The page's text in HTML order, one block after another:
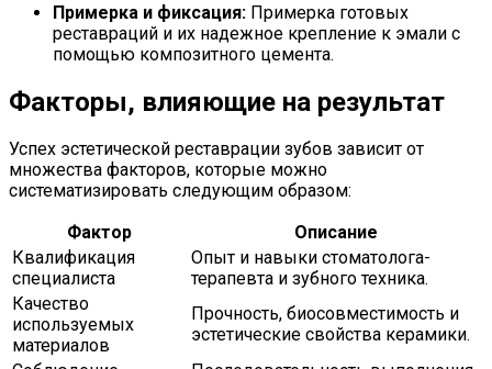
Примерка и фиксация: Примерка готовых
реставраций и их надежное крепление к эмали с
помощью композитного цемента.
Факторы, влияющие на результат
Успех эстетической реставрации зубов зависит от
множества факторов, которые можно
систематизировать следующим образом:
Фактор
Описание
Квалификация
специалиста
Опыт и навыки стоматолога-
терапевта и зубного техника.
Качество
используемых
материалов
Прочность, биосовместимость и
эстетические свойства керамики.